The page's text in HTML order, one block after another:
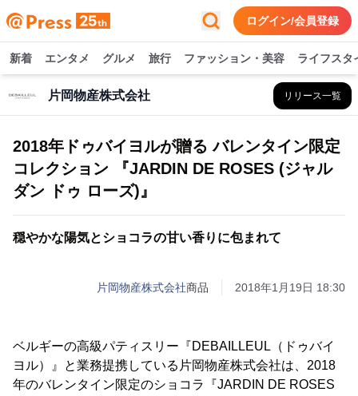
ログイン/会員登録
新着 エンタメ グルメ 旅行 ファッション・美容 ライフスタ
片岡物産株式会社 リリース一覧
2018年ドゥバイヨルが贈る バレンタイン限定
コレクション 『JARDIN DE ROSES (ジャル
ダン ドゥ ローズ)』
穏やかな陽気とショコラの甘い香りに包まれて
片岡物産株式会社商品 2018年1月19日 18:30
ベルギーの高級パティスリー『DEBAILLEUL（ドゥバイ
ヨル）』と業務提携している片岡物産株式会社は、2018
年のバレンタイン限定のショコラ『JARDIN DE ROSES